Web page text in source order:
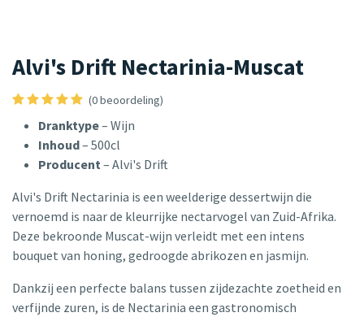
Alvi's Drift Nectarinia-Muscat
(0 beoordeling)
Dranktype– Wijn
Inhoud– 500cl
Producent– Alvi's Drift
Alvi's Drift Nectarinia is een weelderige dessertwijn die
vernoemd is naar de kleurrijke nectarvogel van Zuid-Afrika.
Deze bekroonde Muscat-wijn verleidt met een intens
bouquet van honing, gedroogde abrikozen en jasmijn.
Dankzij een perfecte balans tussen zijdezachte zoetheid en
verfijnde zuren, is de Nectarinia een gastronomisch